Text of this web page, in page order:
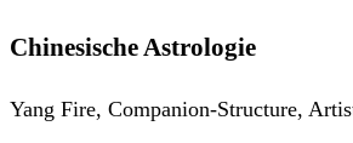
Chinesische Astrologie
Yang Fire, Companion-Structure,